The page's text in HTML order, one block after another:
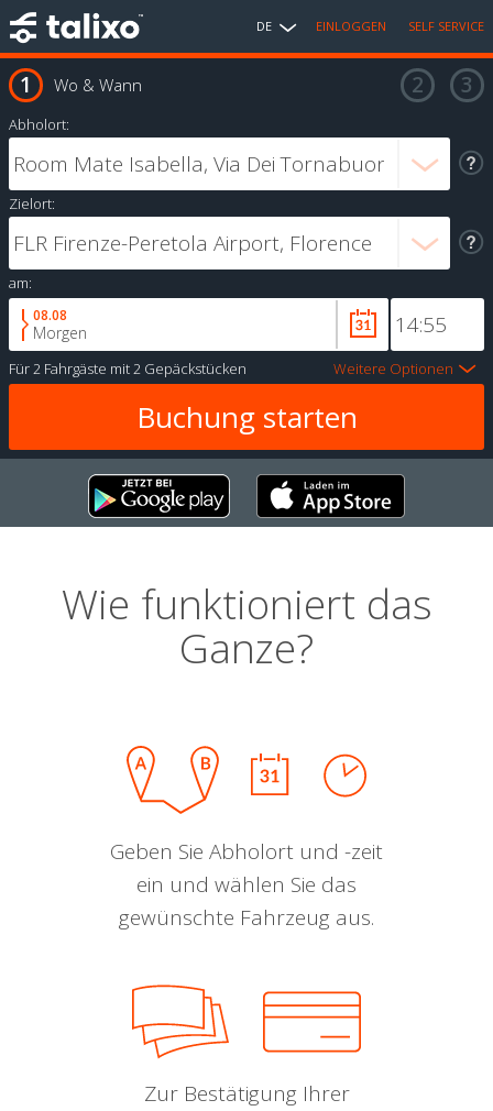
DE EINLOGGEN SELF SERVICE
Wo & Wann
Abholort:
Zielort:
am:
08.08
Morgen
Für2 Fahrgäste mit2 Gepäckstücken Weitere Optionen
Wie funktioniert das
Ganze?
Geben Sie Abholort und -zeit
ein und wählen Sie das
gewünschte Fahrzeug aus.
Zur Bestätigung Ihrer